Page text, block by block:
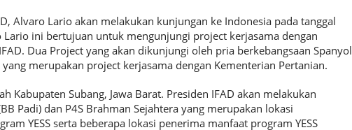
Alvaro Lario akan melakukan kunjungan ke Indonesia pada tanggal
ini bertujuan untuk mengunjungi project kerjasama dengan
Dua Project yang akan dikunjungi oleh pria berkebangsaan Spanyol
yang merupakan project kerjasama dengan Kementerian Pertanian.
Kabupaten Subang, Jawa Barat. Presiden IFAD akan melakukan
Padi) dan P4S Brahman Sejahtera yang merupakan lokasi
YESS serta beberapa lokasi penerima manfaat program YESS